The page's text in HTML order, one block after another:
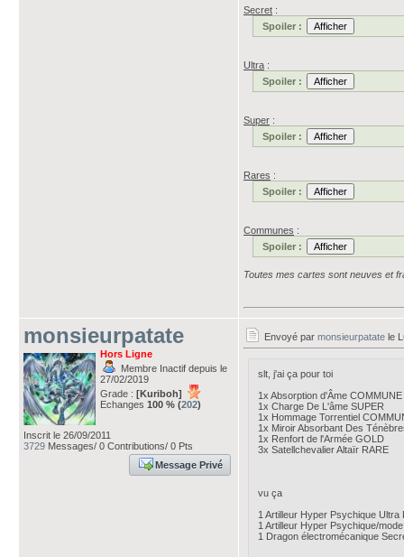
Secret :
Spoiler :
Ultra :
Spoiler :
Super :
Spoiler :
Rares :
Spoiler :
Communes :
Spoiler :
Toutes mes cartes sont neuves et
monsieurpatate
Hors Ligne
Membre Inactif depuis le
27/02/2019
Grade : [Kuriboh]
Echanges 100 % (202)
Inscrit le 26/09/2011
3729 Messages/ 0 Contributions/ 0 Pts
Message Privé
Envoyé par monsieurpatate le
slt, j'ai ça pour toi
1x Absorption d'Âme COMMUNE
1x Charge De L'âme SUPER
1x Hommage Torrentiel
1x Miroir Absorbant Des
1x Renfort de l'Armée GOLD
3x Satellchevalier Altaïr RARE
vu ça
1 Artilleur Hyper Psychique Ultra
1 Artilleur Hyper Psychique/
1 Dragon électromécanique